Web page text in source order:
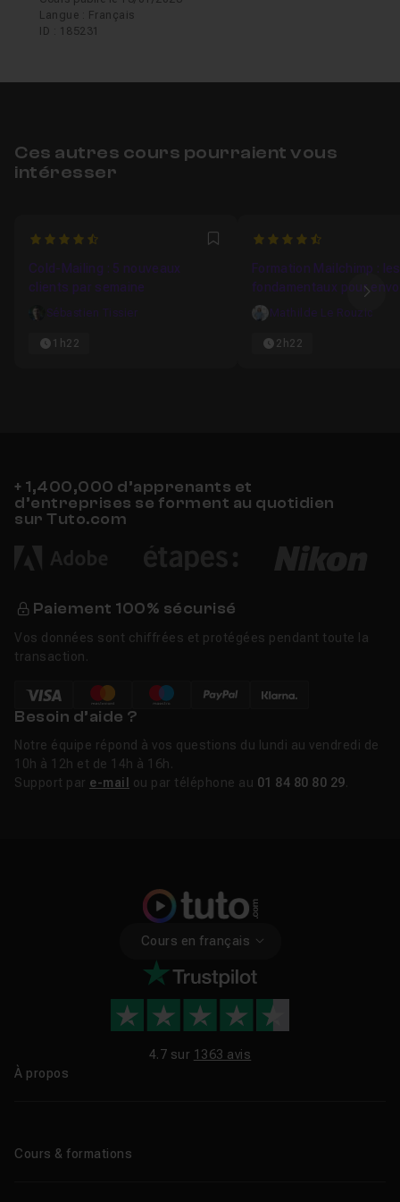
Langue : Français
ID : 185231
Ces autres cours pourraient vous
intéresser
4.1818181818182 Favori
Cold-Mailing : 5 nouveaux
clients par semaine
Sébastien Tissier
1h22
4.4285714285714
Formation Mailchimp : les
fondamentaux pour
premiers emailings
Mathilde Le Rouzic
2h22
+ 1,400,000 d’apprenants et
d’entreprises se forment au quotidien
sur Tuto.com
Paiement 100% sécurisé
Vos données sont chiffrées et protégées pendant toute la
transaction.
Besoin d’aide ?
Notre équipe répond à vos questions du lundi au vendredi de
10h à 12h et de 14h à 16h.
Support par e-mail ou par téléphone au 01 84 80 80 29
Cours en français
4.7 sur 1363 avis
À propos
Cours & formations